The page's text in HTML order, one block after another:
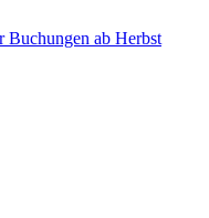
Buchungen ab Herbst